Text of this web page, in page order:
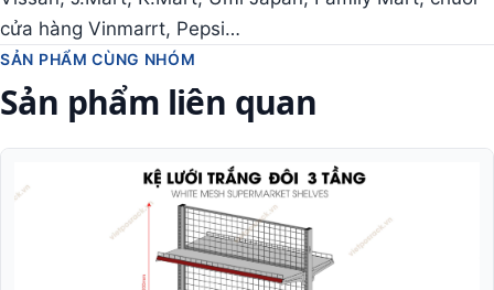
cửa hàng Vinmarrt, Pepsi…
SẢN PHẨM CÙNG NHÓM
Sản phẩm liên quan